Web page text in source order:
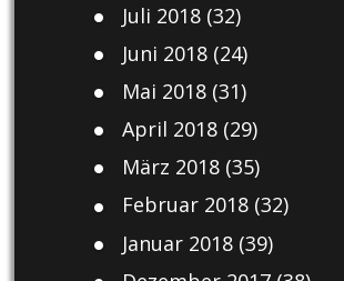
Juli 2018(32)
Juni 2018(24)
Mai 2018(31)
April 2018(29)
März 2018(35)
Februar 2018(32)
Januar 2018(39)